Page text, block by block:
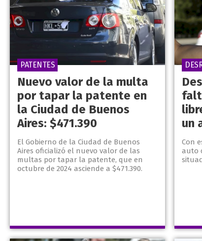
Nuevo valor de la multa
por tapar la patente en
la Ciudad de Buenos
Aires: $471.390
El Gobierno de la Ciudad de Buenos
Aires oficializó el nuevo valor de las
multas por tapar la patente, que en
octubre de 2024 asciende a $471.390.
PATENTES
un
Con
auto